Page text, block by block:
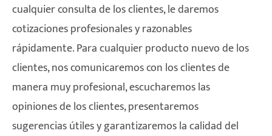
cualquier consulta de los clientes, le daremos
cotizaciones profesionales y razonables
rápidamente. Para cualquier producto nuevo de los
clientes, nos comunicaremos con los clientes de
manera muy profesional, escucharemos las
opiniones de los clientes, presentaremos
sugerencias útiles y garantizaremos la calidad del